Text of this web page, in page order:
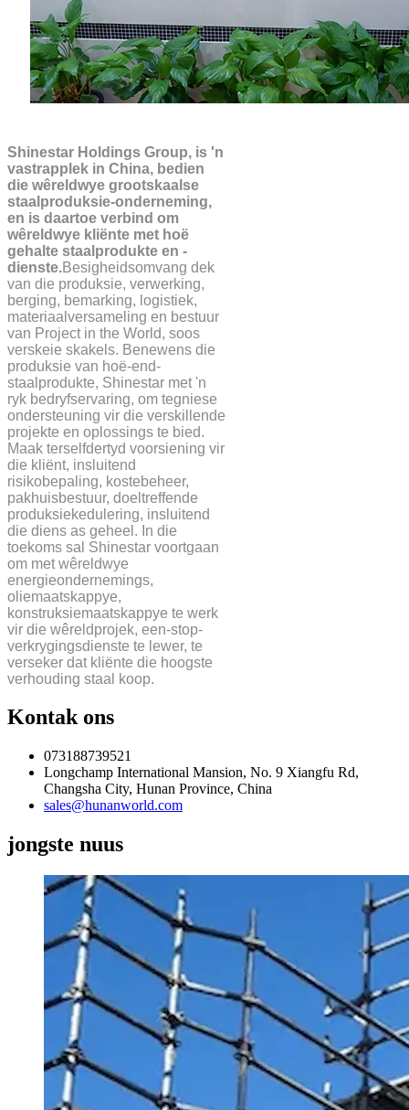
Shinestar Holdings Group, is 'n
vastrapplek in China, bedien
die wêreldwye grootskaalse
staalproduksie-onderneming,
en is daartoe verbind om
wêreldwye kliënte met hoë
gehalte staalprodukte en -
dienste.Besigheidsomvang dek
van die produksie, verwerking,
berging, bemarking, logistiek,
materiaalversameling en bestuur
van Project in the World, soos
verskeie skakels. Benewens die
produksie van hoë-end-
staalprodukte, Shinestar met 'n
ryk bedryfservaring, om tegniese
ondersteuning vir die verskillende
projekte en oplossings te bied.
Maak terselfdertyd voorsiening vir
die kliënt, insluitend
risikobepaling, kostebeheer,
pakhuisbestuur, doeltreffende
produksiekedulering, insluitend
die diens as geheel. In die
toekoms sal Shinestar voortgaan
om met wêreldwye
energieondernemings,
oliemaatskappye,
konstruksiemaatskappye te werk
vir die wêreldprojek, een-stop-
verkrygingsdienste te lewer, te
verseker dat kliënte die hoogste
verhouding staal koop.
Kontak ons
073188739521
Longchamp International Mansion, No. 9 Xiangfu Rd,
Changsha City, Hunan Province, China
sales@hunanworld.com
jongste nuus